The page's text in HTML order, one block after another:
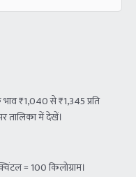
₹1,040 से ₹1,345 प्रति
तालिका में देखें।
= 100 किलोग्राम।